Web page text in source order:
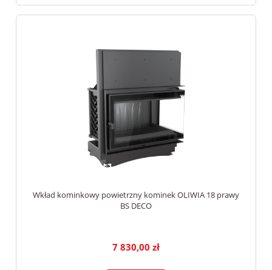
Wkład kominkowy powietrzny kominek OLIWIA 18 prawy
BS DECO
7 830,00 zł